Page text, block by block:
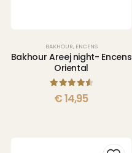
BAKHOUR, ENCENS
Bakhour Areej night- Encens
Oriental
4.67 sur 5
€14,95